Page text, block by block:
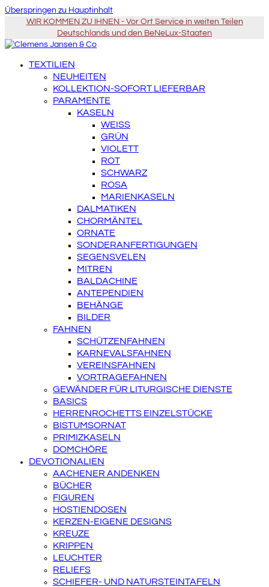
Überspringen zu Hauptinhalt
WIR KOMMEN ZU IHNEN - Vor Ort Service in weiten Teilen
Deutschlands und den BeNeLux-Staaten
TEXTILIEN
NEUHEITEN
KOLLEKTION-SOFORT LIEFERBAR
PARAMENTE
KASELN
WEISS
GRÜN
VIOLETT
ROT
SCHWARZ
ROSA
MARIENKASELN
DALMATIKEN
CHORMÄNTEL
ORNATE
SONDERANFERTIGUNGEN
SEGENSVELEN
MITREN
BALDACHINE
ANTEPENDIEN
BEHÄNGE
BILDER
FAHNEN
SCHÜTZENFAHNEN
KARNEVALSFAHNEN
VEREINSFAHNEN
VORTRAGEFAHNEN
GEWÄNDER FÜR LITURGISCHE DIENSTE
BASICS
HERRENROCHETTS EINZELSTÜCKE
BISTUMSORNAT
PRIMIZKASELN
DOMCHÖRE
DEVOTIONALIEN
AACHENER ANDENKEN
BÜCHER
FIGUREN
HOSTIENDOSEN
KERZEN-EIGENE DESIGNS
KREUZE
KRIPPEN
LEUCHTER
RELIEFS
SCHIEFER- UND NATURSTEINTAFELN